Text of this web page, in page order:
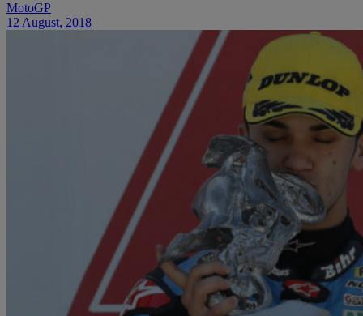
MotoGP
12 August, 2018